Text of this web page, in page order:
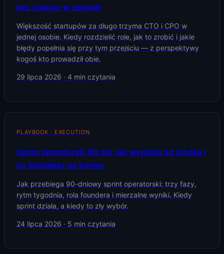
bez chaosu w zespole
Większość startupów za długo trzyma CTO i CPO w
jednej osobie. Kiedy rozdzielić role, jak to zrobić i jakie
błędy popełnia się przy tym przejściu — z perspektywy
kogoś kto prowadził obie.
29 lipca 2026 · 4 min czytania
PLAYBOOK · EXECUTION
Sprint operatorski 90 dni: jak wygląda od środka i
co dostajesz na koniec
Jak przebiega 90-dniowy sprint operatorski: trzy fazy,
rytm tygodnia, rola foundera i mierzalne wyniki. Kiedy
sprint działa, a kiedy to zły wybór.
24 lipca 2026 · 5 min czytania